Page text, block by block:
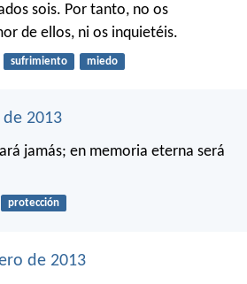
sois. Por tanto, no os
de ellos, ni os inquietéis.
sufrimiento miedo
2013
jamás; en memoria eterna será
protección
de 2013